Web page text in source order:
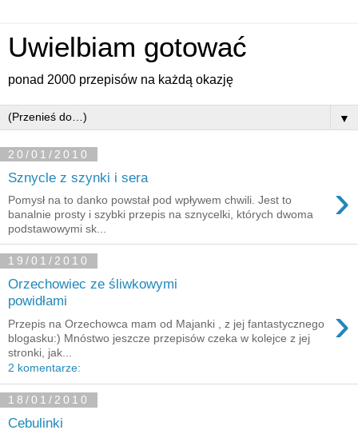
Uwielbiam gotować
ponad 2000 przepisów na każdą okazję
▼
20/01/2010
Sznycle z szynki i sera ›
Pomysł na to danko powstał pod wpływem chwili. Jest to
banalnie prosty i szybki przepis na sznycelki, których dwoma
podstawowymi sk...
19/01/2010
Orzechowiec ze śliwkowymi
powidłami
›
Przepis na Orzechowca mam od Majanki , z jej fantastycznego
blogasku:) Mnóstwo jeszcze przepisów czeka w kolejce z jej
stronki, jak...
2 komentarze:
18/01/2010
Cebulinki